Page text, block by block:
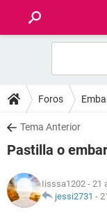
FOROS
SALUD
NUTRICIÓN
Foros
Tema Anterior
Pastilla o
Iisssa1202 - 21
jessi2731 -